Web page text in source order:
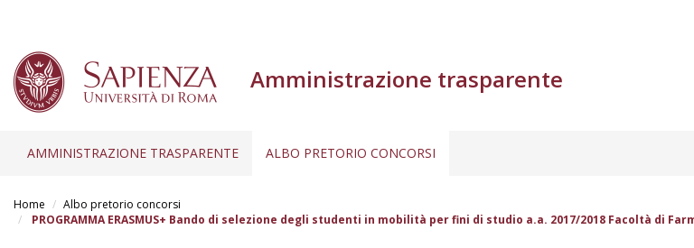
contenuto
Amministrazione trasparente
AMMINISTRAZIONE TRASPARENTE ALBO PRETORIO CONCORSI
Home
Albo pretorio concorsi
PROGRAMMA ERASMUS+ Bando di selezione degli studenti in mobilità per fini di studio a.a. 2017/2018 Facoltà di